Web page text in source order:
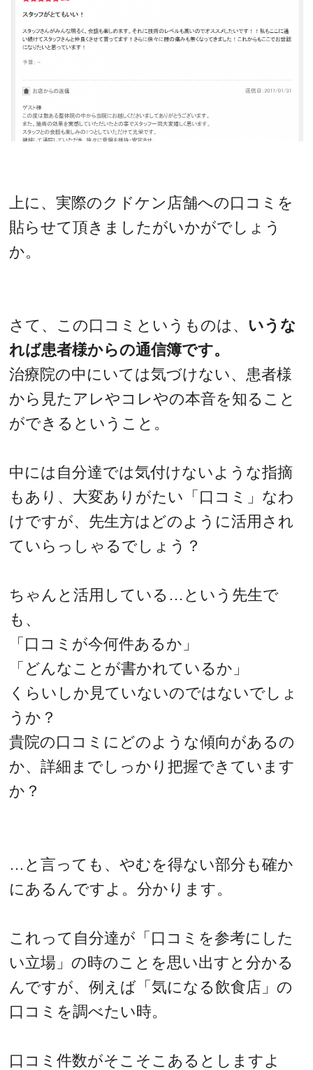
上に、実際のクドケン店舗への口コミを
貼らせて頂きましたがいかがでしょう
か。
さて、この口コミというものは、 いうな
れば患者様からの通信簿です。
治療院の中にいては気づけない、患者様
から見たアレやコレやの本音を知ること
ができるということ。
中には自分達では気付けないような指摘
もあり、大変ありがたい「口コミ」なわ
けですが、先生方はどのように活用され
ていらっしゃるでしょう？
ちゃんと活用している…という先生で
も、
「口コミが今何件あるか」
「どんなことが書かれているか」
くらいしか見ていないのではないでしょ
うか？
貴院の口コミにどのような傾向があるの
か、詳細までしっかり把握できています
か？
…と言っても、やむを得ない部分も確か
にあるんですよ。分かります。
これって自分達が「口コミを参考にした
い立場」の時のことを思い出すと分かる
んですが、例えば「気になる飲食店」の
口コミを調べたい時。
口コミ件数がそこそこあるとしますよ